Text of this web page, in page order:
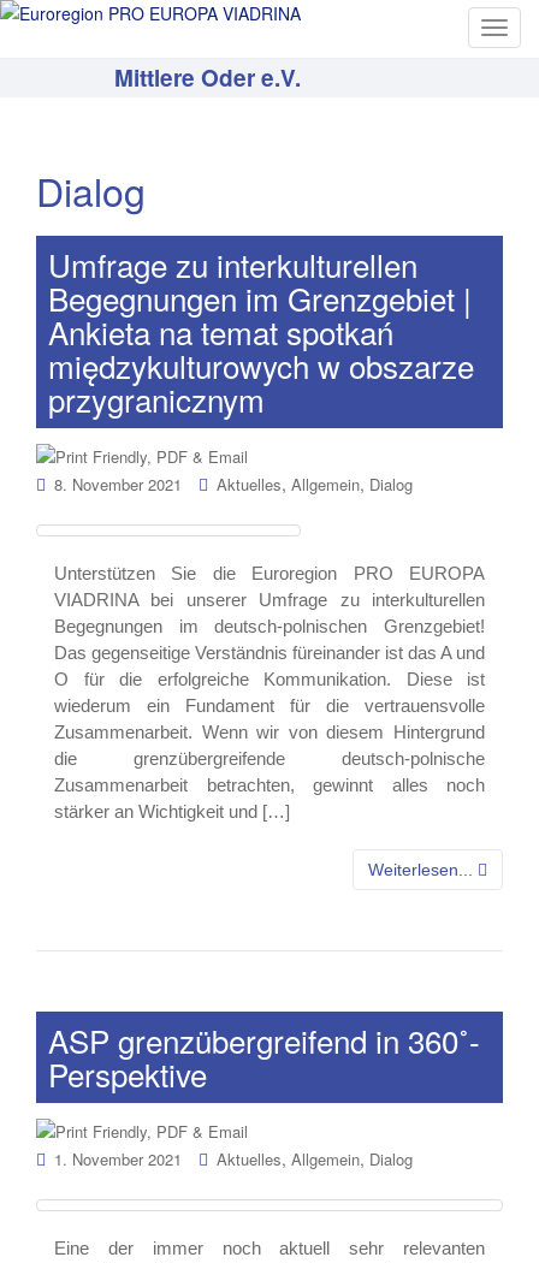
T
Mittlere Oder e.V.
Dialog
Umfrage zu interkulturellen
Begegnungen im Grenzgebiet |
Ankieta na temat spotkań
międzykulturowych w obszarze
przygranicznym
8. November 2021 Aktuelles, Allgemein, Dialog
Unterstützen Sie die Euroregion PRO EUROPA
VIADRINA bei unserer Umfrage zu interkulturellen
Begegnungen im deutsch-polnischen Grenzgebiet!
Das gegenseitige Verständnis füreinander ist das A und
O für die erfolgreiche Kommunikation. Diese ist
wiederum ein Fundament für die vertrauensvolle
Zusammenarbeit. Wenn wir von diesem Hintergrund
die grenzübergreifende deutsch-polnische
Zusammenarbeit betrachten, gewinnt alles noch
stärker an Wichtigkeit und […]
Weiterlesen...
ASP grenzübergreifend in 360˚-
Perspektive
1. November 2021 Aktuelles, Allgemein, Dialog
Eine der immer noch aktuell sehr relevanten